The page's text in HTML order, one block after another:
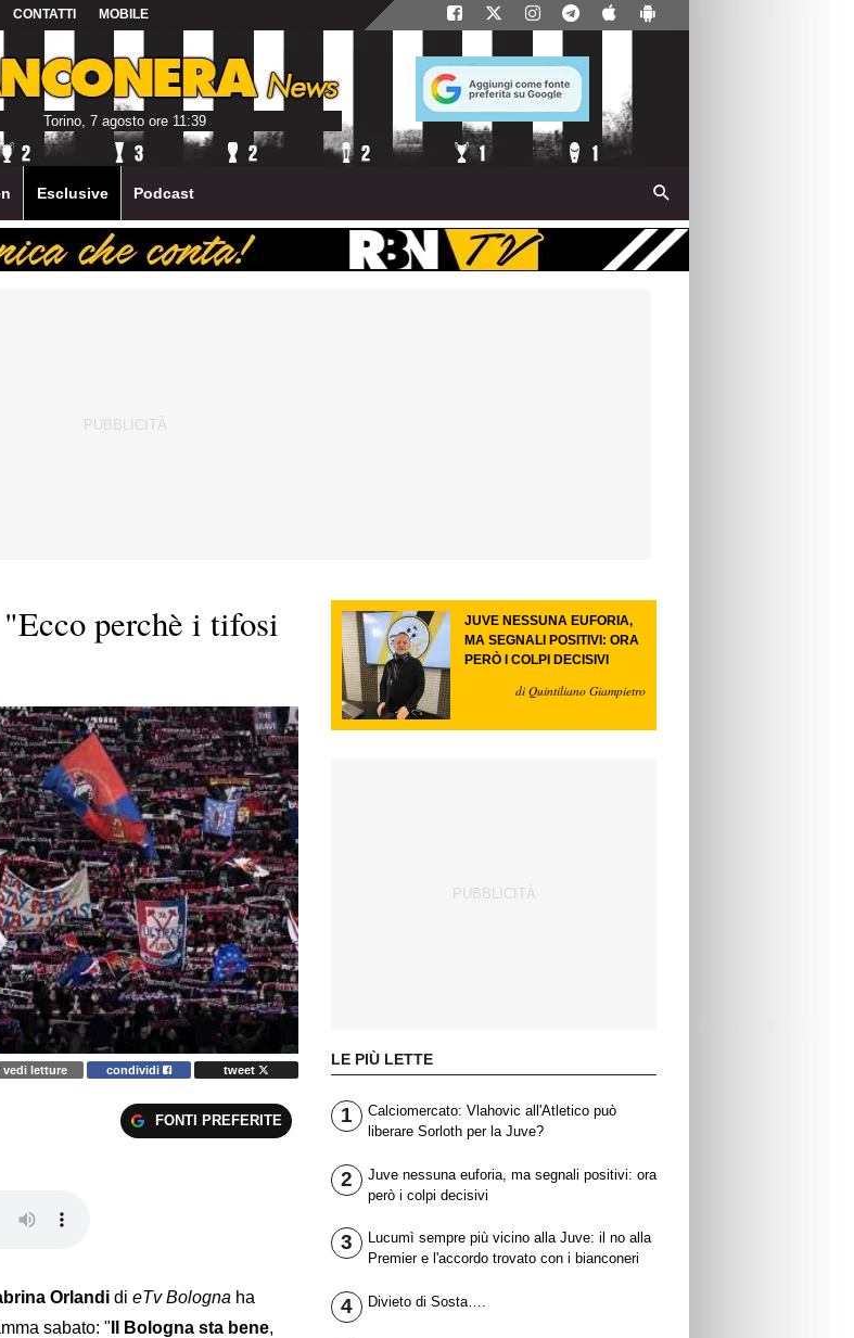
CONTATTI MOBILE
Torino, 7 agosto ore 11:39
Esclusive Podcast
perchè i tifosi
vedi letture condividi tweet
FONTI PREFERITE
Orlandi di eTv Bologna ha
sabato: " Il Bologna sta bene,
JUVE NESSUNA EUFORIA,
MA SEGNALI POSITIVI: ORA
PERÒ I COLPI DECISIVI
di Quintiliano Giampietro
LE PIÙ LETTE
1
Calciomercato: Vlahovic all'Atletico può
liberare Sorloth per la Juve?
2
Juve nessuna euforia, ma segnali positivi: ora
però i colpi decisivi
3
Lucumì sempre più vicino alla Juve: il no alla
Premier e l'accordo trovato con i bianconeri
4 Divieto di Sosta….